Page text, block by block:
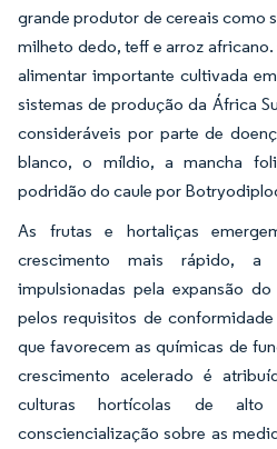
grande produtor de cereais como
milheto dedo, teff e arroz
alimentar importante cultivada
sistemas de produção da África
consideráveis por parte de
blanco, o míldio, a mancha
podridão do caule por
As frutas e hortaliças
crescimento mais rápido, a
impulsionadas pela expansão
pelos requisitos de
que favorecem as químicas de
crescimento acelerado é
culturas hortícolas de
consciencialização sobre as